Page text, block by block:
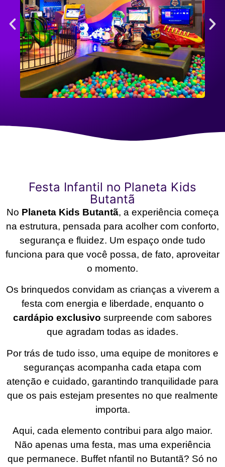
Festa Infantil no Planeta Kids
Butantã
No Planeta Kids Butantã, a experiência começa
na estrutura, pensada para acolher com conforto,
segurança e fluidez. Um espaço onde tudo
funciona para que você possa, de fato, aproveitar
o momento.
Os brinquedos convidam as crianças a viverem a
festa com energia e liberdade, enquanto o
cardápio exclusivo surpreende com sabores
que agradam todas as idades.
Por trás de tudo isso, uma equipe de monitores e
seguranças acompanha cada etapa com
atenção e cuidado, garantindo tranquilidade para
que os pais estejam presentes no que realmente
importa.
Aqui, cada elemento contribui para algo maior.
Não apenas uma festa, mas uma experiência
que permanece. Buffet nfantil no Butantã? Só no